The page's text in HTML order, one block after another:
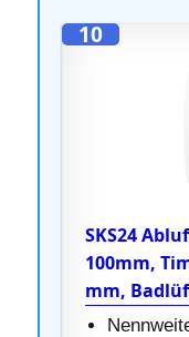
10
SKS24
100mm,
mm,